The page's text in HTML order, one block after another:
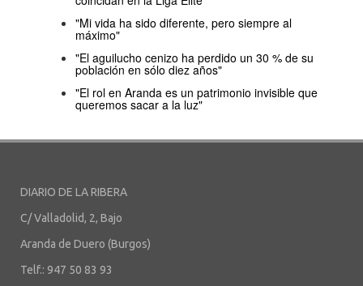
"Mi vida ha sido diferente, pero siempre al
máximo"
"El aguilucho cenizo ha perdido un 30 % de su
población en sólo diez años"
"El rol en Aranda es un patrimonio invisible que
queremos sacar a la luz"
DIARIO DE LA RIBERA
C/ Valladolid, 2, Bajo
Aranda de Duero (Burgos)
Telf.: 947 50 83 93